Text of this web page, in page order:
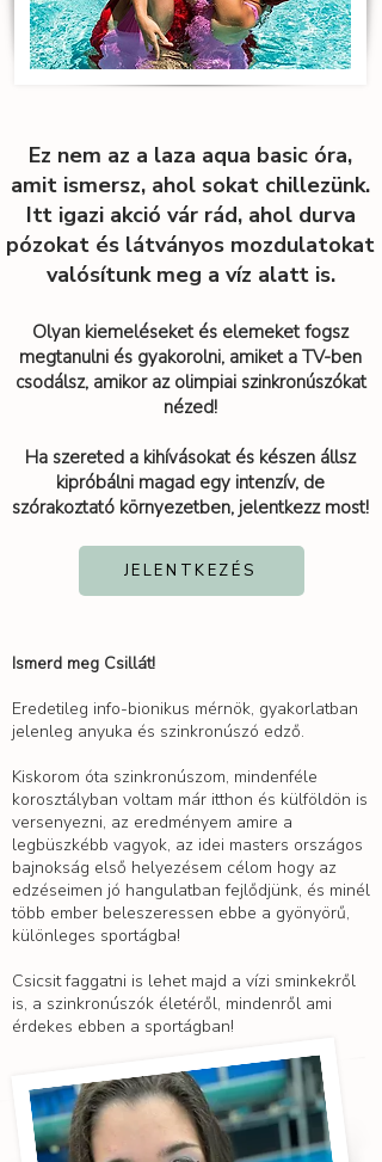
Ez nem az a laza aqua basic óra,
amit ismersz, ahol sokat chillezünk.
Itt igazi akció vár rád, ahol durva
pózokat és látványos mozdulatokat
valósítunk meg a víz alatt is.
Olyan kiemeléseket és elemeket fogsz
megtanulni és gyakorolni, amiket a TV-ben
csodálsz, amikor az olimpiai szinkronúszókat
nézed!
Ha szereted a kihívásokat és készen állsz
kipróbálni magad egy intenzív, de
szórakoztató környezetben, jelentkezz most!
JELENTKEZÉS
Ismerd meg Csillát!
Eredetileg info-bionikus mérnök, gyakorlatban
jelenleg anyuka és szinkronúszó edző.
Kiskorom óta szinkronúszom, mindenféle
korosztályban voltam már itthon és külföldön is
versenyezni, az eredményem amire a
legbüszkébb vagyok, az idei masters országos
bajnokság első helyezésem célom hogy az
edzéseimen jó hangulatban fejlődjünk, és minél
több ember beleszeressen ebbe a gyönyörű,
különleges sportágba!
Csicsit faggatni is lehet majd a vízi sminkekről
is, a szinkronúszók életéről, mindenről ami
érdekes ebben a sportágban!